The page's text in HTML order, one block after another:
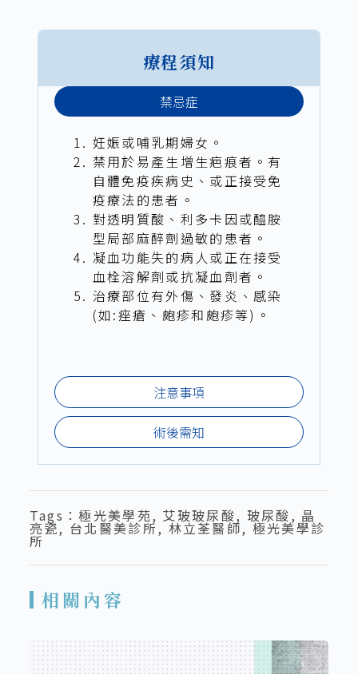
療程須知
禁忌症
注意事項
術後需知
妊娠或哺乳期婦女。
禁用於易產生增生疤痕者。有
自體免疫疾病史、或正接受免
疫療法的患者。
對透明質酸、利多卡因或醯胺
型局部麻醉劑過敏的患者。
凝血功能失的病人或正在接受
血栓溶解劑或抗凝血劑者。
治療部位有外傷、發炎、感染
(如:痤瘡、皰疹和皰疹等)。
Tags：極光美學苑, 艾玻玻尿酸, 玻尿酸, 晶
亮瓷, 台北醫美診所,林立荃醫師,極光美學診
所
相關內容